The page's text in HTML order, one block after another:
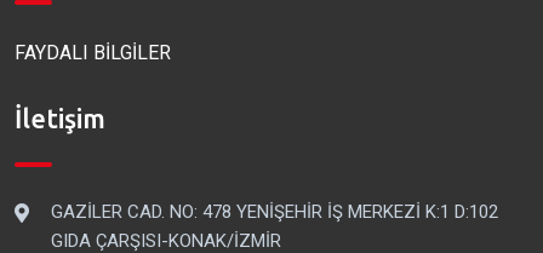
FAYDALI BİLGİLER
İletişim
GAZİLER CAD. NO: 478 YENİŞEHİR İŞ MERKEZİ K:1 D:102
GIDA ÇARŞISI-KONAK/İZMİR